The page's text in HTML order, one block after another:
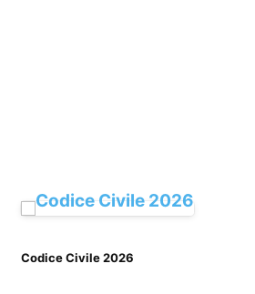
Codice Civile 2026